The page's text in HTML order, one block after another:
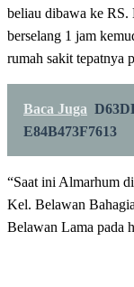
beliau dibawa ke RS.
berselang 1 jam
rumah sakit tepatnya
Baca Juga
E84B473F7613
“Saat ini Almarhum
Kel. Belawan
Belawan Lama pada